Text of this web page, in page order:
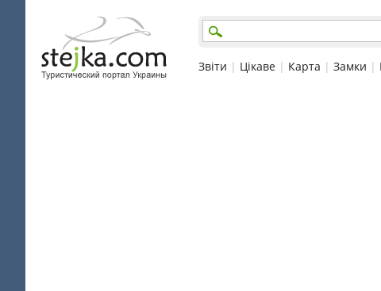
Звіти | Цікаве | Карта | Замки |